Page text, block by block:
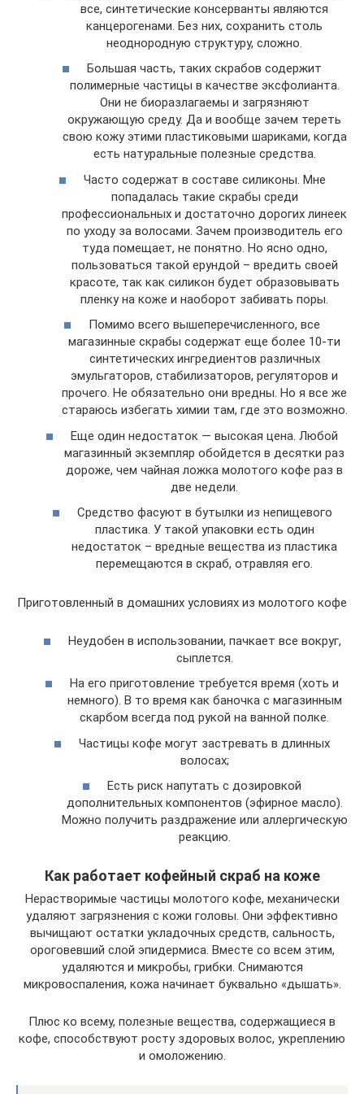
все, синтетические консерванты являются
канцерогенами. Без них, сохранить столь
неоднородную структуру, сложно.
Большая часть, таких скрабов содержит
полимерные частицы в качестве эксфолианта.
Они не биоразлагаемы и загрязняют
окружающую среду. Да и вообще зачем тереть
свою кожу этими пластиковыми шариками, когда
есть натуральные полезные средства.
Часто содержат в составе силиконы. Мне
попадалась такие скрабы среди
профессиональных и достаточно дорогих линеек
по уходу за волосами. Зачем производитель его
туда помещает, не понятно. Но ясно одно,
пользоваться такой ерундой – вредить своей
красоте, так как силикон будет образовывать
пленку на коже и наоборот забивать поры.
Помимо всего вышеперечисленного, все
магазинные скрабы содержат еще более 10-ти
синтетических ингредиентов различных
эмульгаторов, стабилизаторов, регуляторов и
прочего. Не обязательно они вредны. Но я все же
стараюсь избегать химии там, где это возможно.
Еще один недостаток — высокая цена. Любой
магазинный экземпляр обойдется в десятки раз
дороже, чем чайная ложка молотого кофе раз в
две недели.
Средство фасуют в бутылки из непищевого
пластика. У такой упаковки есть один
недостаток – вредные вещества из пластика
перемещаются в скраб, отравляя его.
Приготовленный в домашних условиях из молотого кофе
Неудобен в использовании, пачкает все вокруг,
сыплется.
На его приготовление требуется время (хоть и
немного). В то время как баночка с магазинным
скарбом всегда под рукой на ванной полке.
Частицы кофе могут застревать в длинных
волосах;
Есть риск напутать с дозировкой
дополнительных компонентов (эфирное масло).
Можно получить раздражение или аллергическую
реакцию.
Как работает кофейный скраб на коже
Нерастворимые частицы молотого кофе, механически
удаляют загрязнения с кожи головы. Они эффективно
вычищают остатки укладочных средств, сальность,
ороговевший слой эпидермиса. Вместе со всем этим,
удаляются и микробы, грибки. Снимаются
микровоспаления, кожа начинает буквально «дышать».
Плюс ко всему, полезные вещества, содержащиеся в
кофе, способствуют росту здоровых волос, укреплению
и омоложению.